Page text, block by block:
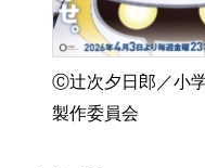
Ⓒ辻次夕日郎／小
製作委員会